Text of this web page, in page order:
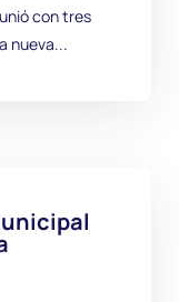
con tres
nueva...